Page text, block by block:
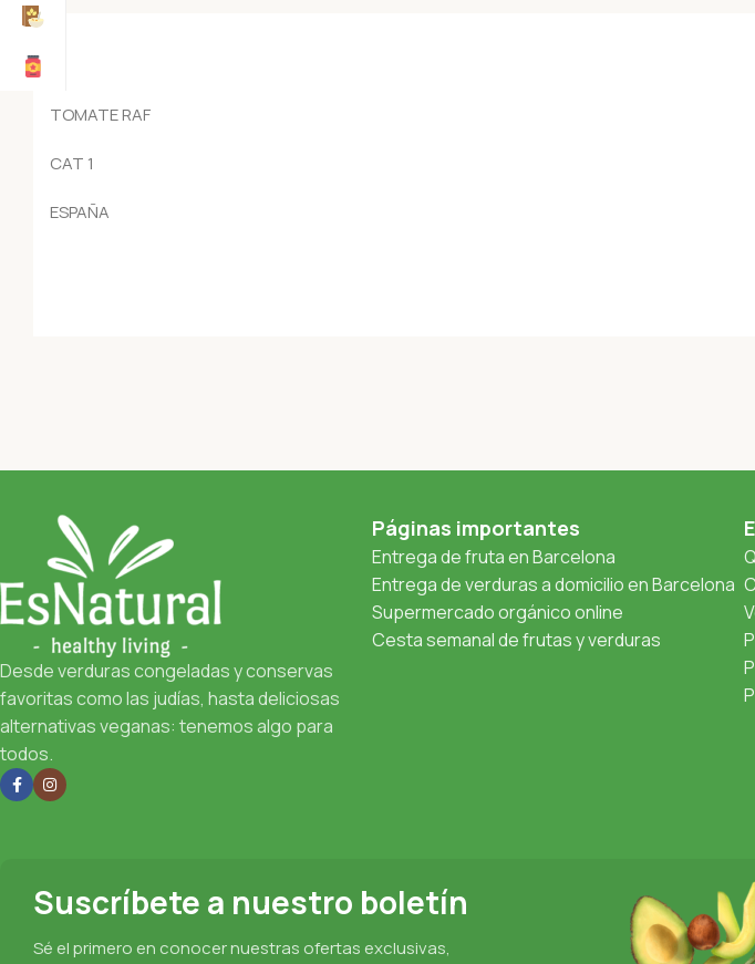
TOMATE RAF
CAT 1
ESPAÑA
Desde verduras congeladas y conservas
favoritas como las judías, hasta deliciosas
alternativas veganas: tenemos algo para
todos.
Páginas importantes
Entrega de fruta en Barcelona
Entrega de verduras a domicilio en Barcelona
Supermercado orgánico online
Cesta semanal de frutas y verduras
Suscríbete a nuestro boletín
Sé el primero en conocer nuestras ofertas exclusivas,